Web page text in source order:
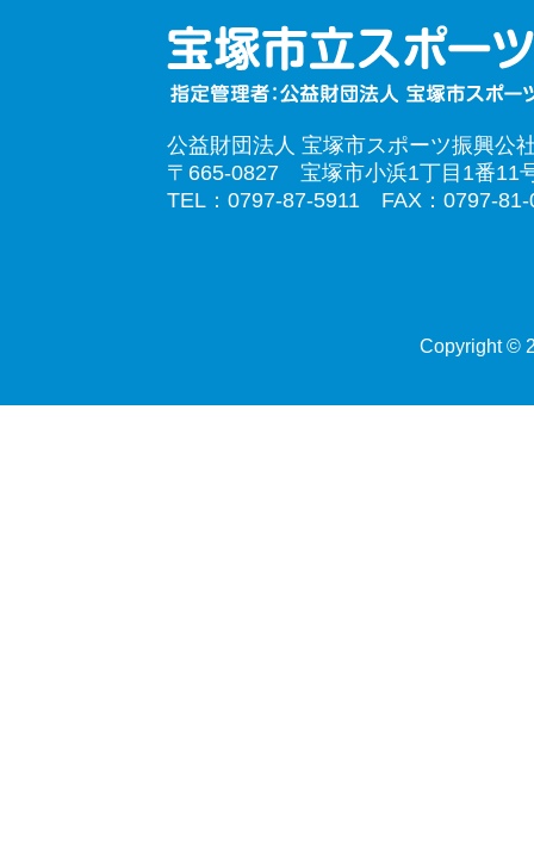
公益財団法人 宝塚市スポーツ振興公
〒665-0827 宝塚市小浜1丁目1番11
TEL：0797-87-5911 FAX：0797-81-
Copyright ©